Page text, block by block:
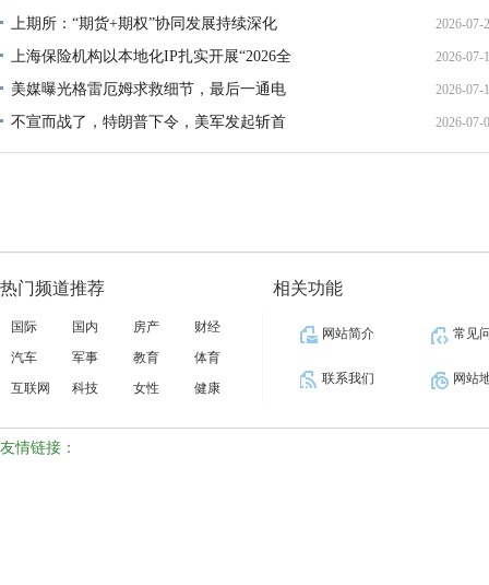
上期所：“期货+期权”协同发展持续深化 2026-07-
上海保险机构以本地化IP扎实开展“2026全 2026-07-
美媒曝光格雷厄姆求救细节，最后一通电 2026-07-
不宣而战了，特朗普下令，美军发起斩首 2026-07-
热门频道推荐
国际 国内 房产
财经
汽车
军事 教育
体育
互联网
科技 女性 健康
相关功能
网站简介 常见
联系我们 网站
友情链接：